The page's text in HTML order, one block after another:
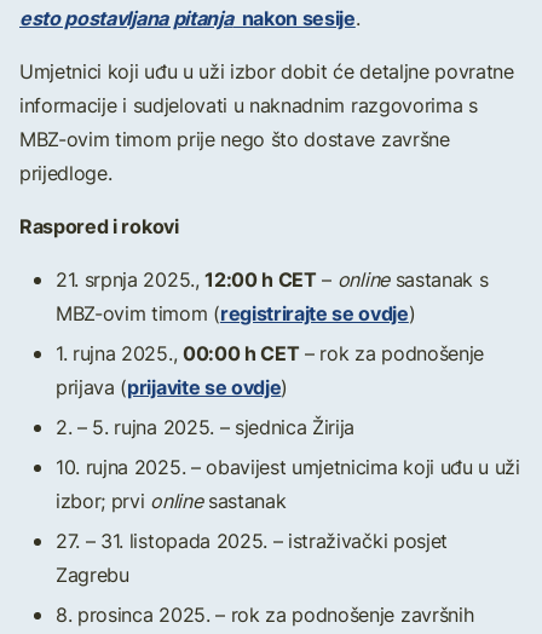
esto postavljana pitanjanakon sesije.
Umjetnici koji uđu u uži izbor dobit će detaljne povratne
informacije i sudjelovati u naknadnim razgovorima s
MBZ-ovim timom prije nego što dostave završne
prijedloge.
Raspored i rokovi
21. srpnja 2025.,12:00 h CET– onlinesastanak s
MBZ-ovim timom (registrirajte se ovdje)
1. rujna 2025.,00:00 h CET– rok za podnošenje
prijava (prijavite se ovdje)
2. – 5. rujna 2025. – sjednica Žirija
10. rujna 2025. – obavijest umjetnicima koji uđu u uži
izbor; prvi onlinesastanak
27. – 31. listopada 2025. – istraživački posjet
Zagrebu
8. prosinca 2025. – rok za podnošenje završnih